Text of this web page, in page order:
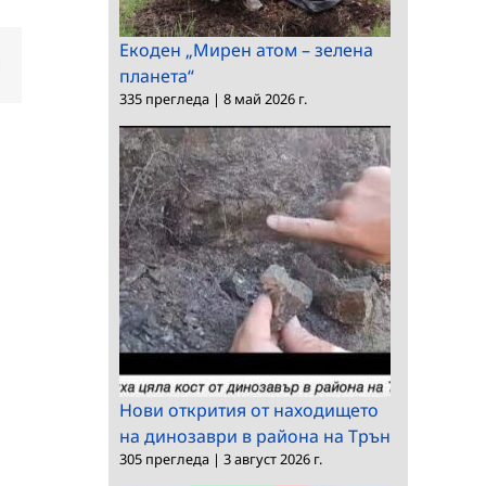
Електронна
Екоден „Мирен атом – зелена
планета“
335 прегледа | 8 май 2026 г.
Нови открития от находището
на динозаври в района на Трън
305 прегледа | 3 август 2026 г.